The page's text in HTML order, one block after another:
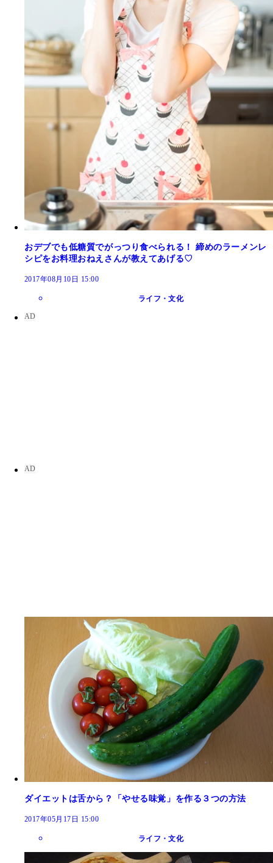
おデブでも低糖質でがっつり食べられる！ 締めのラーメンレ
シピをお料理おねえさんが教えてあげる♡
2017年08月10日 15:00
ライフ・文化
ダイエットは舌から？「やせる味覚」を作る３つの方法
2017年05月17日 15:00
ライフ・文化